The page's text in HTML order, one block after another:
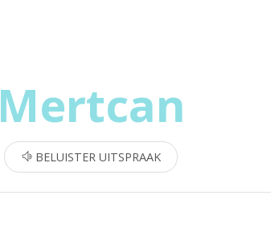
Mertcan
BELUISTER UITSPRAAK